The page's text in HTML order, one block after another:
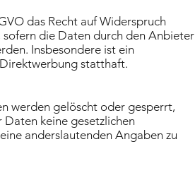
das Recht auf Widerspruch
die Daten durch den Anbieter
Insbesondere ist ein
statthaft.
werden gelöscht oder gesperrt,
keine gesetzlichen
anderslautenden Angaben zu